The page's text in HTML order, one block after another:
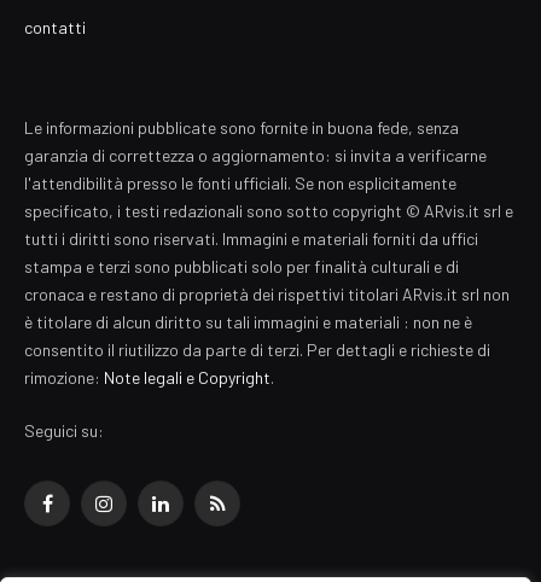
contatti
Le informazioni pubblicate sono fornite in buona fede, senza
garanzia di correttezza o aggiornamento: si invita a verificarne
l'attendibilità presso le fonti ufficiali. Se non esplicitamente
specificato, i testi redazionali sono sotto copyright © ARvis.it srl e
tutti i diritti sono riservati. Immagini e materiali forniti da uffici
stampa e terzi sono pubblicati solo per finalità culturali e di
cronaca e restano di proprietà dei rispettivi titolari ARvis.it srl non
è titolare di alcun diritto su tali immagini e materiali : non ne è
consentito il riutilizzo da parte di terzi. Per dettagli e richieste di
rimozione: Note legali e Copyright.
Seguici su:
FacebookInstagramLinkedInRSS